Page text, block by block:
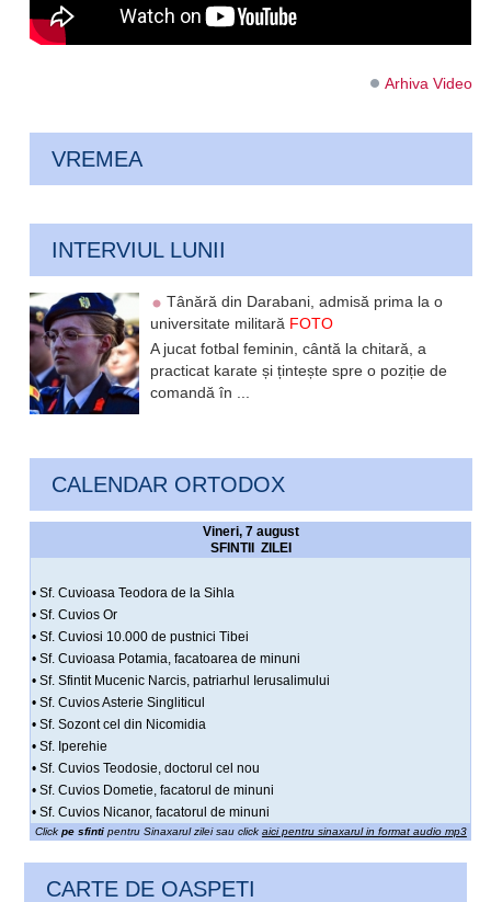
Arhiva Video
VREMEA
INTERVIUL LUNII
Tânără din Darabani, admisă prima la o
universitate militară FOTO
A jucat fotbal feminin, cântă la chitară, a
practicat karate și țintește spre o poziție de
comandă în ...
CALENDAR ORTODOX
Vineri, 7 august
SFINTII ZILEI
• Sf. Cuvioasa Teodora de la Sihla
• Sf. Cuvios Or
• Sf. Cuviosi 10.000 de pustnici Tibei
• Sf. Cuvioasa Potamia, facatoarea de minuni
• Sf. Sfintit Mucenic Narcis, patriarhul Ierusalimului
• Sf. Cuvios Asterie Singliticul
• Sf. Sozont cel din Nicomidia
• Sf. Iperehie
• Sf. Cuvios Teodosie, doctorul cel nou
• Sf. Cuvios Dometie, facatorul de minuni
• Sf. Cuvios Nicanor, facatorul de minuni
Click pe sfintipentru Sinaxarul zilei sau click aici pentru sinaxarul in format audio mp3
CARTE DE OASPETI